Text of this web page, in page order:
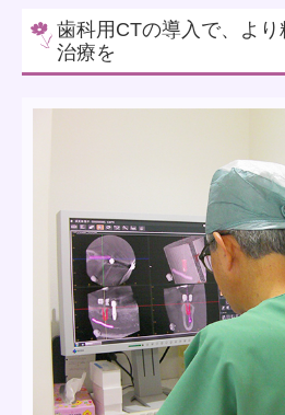
歯科用CTの導入で、より
治療を